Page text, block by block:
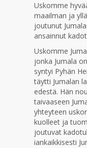
Uskomme
maailman ja
joutunut
ansainnut
Uskomme
jonka Jumala
syntyi Pyhän
täytti Jumalan
edestä. Hän
taivaaseen
yhteyteen
kuolleet ja
joutuvat
iankaikkisesti